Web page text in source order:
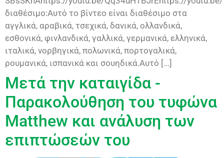
διαθέσιμο:Αυτό το βίντεο είναι διαθέσιμο στα
αγγλικά, αραβικά, τσεχικά, δανικά, ολλανδικά,
εσθονικά, φινλανδικά, γαλλικά, γερμανικά, ελληνικά,
ιταλικά, νορβηγικά, πολωνικά, πορτογαλικά,
ρουμανικά, ισπανικά και σουηδικά.Αυτό [...]
Μετά την καταιγίδα -
Παρακολούθηση του τυφώνα
Matthew και ανάλυση των
επιπτώσεών του